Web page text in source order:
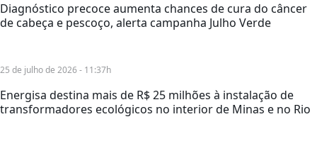
Diagnóstico precoce aumenta chances de cura do câncer
de cabeça e pescoço, alerta campanha Julho Verde
25 de julho de 2026 - 11:37h
Energisa destina mais de R$ 25 milhões à instalação de
transformadores ecológicos no interior de Minas e no Rio